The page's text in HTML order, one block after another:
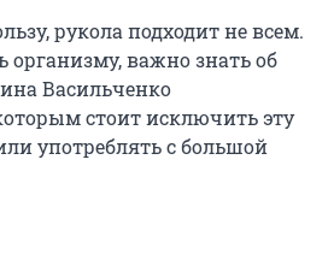
рукола подходит не всем.
организму, важно знать об
Васильченко
стоит исключить эту
употреблять с большой